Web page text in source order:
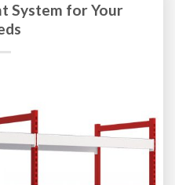
System for Your